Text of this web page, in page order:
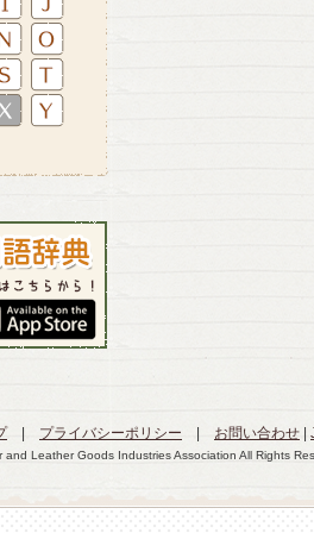
| プライバシーポリシー お問い合わせ
and Leather Goods Industries Association All Rights